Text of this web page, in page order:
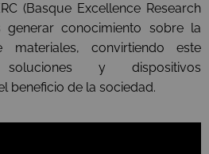
(Basque Excellence Research
generar conocimiento sobre la
materiales, convirtiendo este
y dispositivos
beneficio de la sociedad.